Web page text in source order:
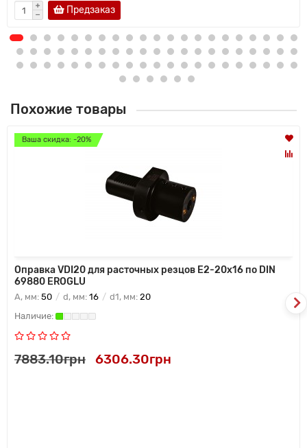
Предзаказ
Похожие товары
Ваша скидка: -20%
Оправка VDI20 для расточных резцов Е2-20х16 по DIN
69880 EROGLU
A, мм: 50 d, мм: 16 d1, мм: 20
7883.10грн 6306.30грн